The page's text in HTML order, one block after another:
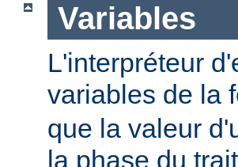
Variables
L'interpréteur
variables de la
que la valeur
la phase du